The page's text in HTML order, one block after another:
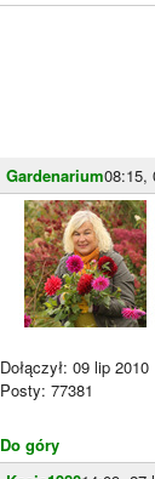
Gardenarium08:15,
Dołączył: 09 lip 2010
Posty: 77381
Do góry